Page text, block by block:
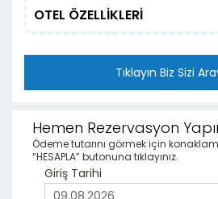
OTEL ÖZELLİKLERİ
Tıklayın Biz Sizi
Hemen Rezervasyon
Ödeme tutarını görmek için
“HESAPLA” butonuna tıklayınız.
Giriş Tarihi